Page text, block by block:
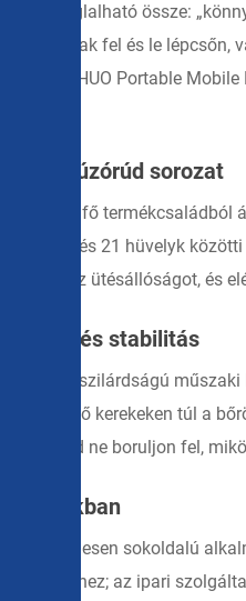
így foglalható össze:
hordanak fel és le
A WEISHUO Portable
és húzórúd sorozat
két fő termékcsaládból
8 és 21 hüvelyk
az ütésállóságot, és
és stabilitás
nagy szilárdságú
A fő kerekeken túl a
a bőrönd ne boruljon fel,
kivételesen sokoldalú
az ipari